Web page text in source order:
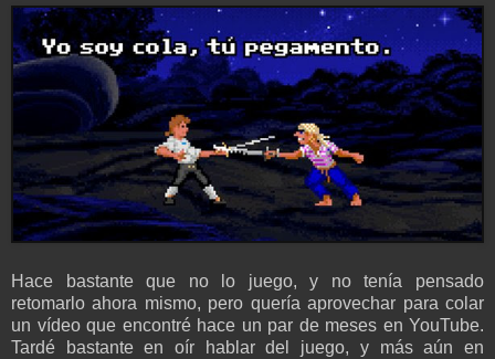
Hace bastante que no lo juego, y no tenía pensado
retomarlo ahora mismo, pero quería aprovechar para colar
un vídeo que encontré hace un par de meses en YouTube.
Tardé bastante en oír hablar del juego, y más aún en